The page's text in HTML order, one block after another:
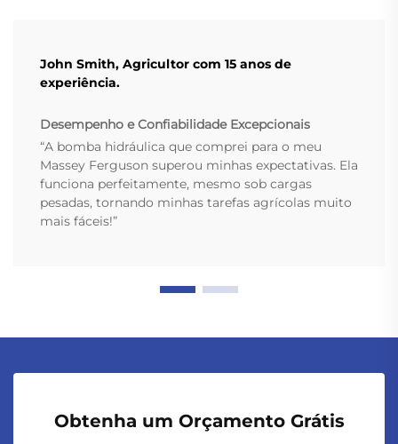
John Smith, Agricultor com 15 anos de
experiência.
Desempenho e Confiabilidade Excepcionais
“A bomba hidráulica que comprei para o meu
Massey Ferguson superou minhas expectativas. Ela
funciona perfeitamente, mesmo sob cargas
pesadas, tornando minhas tarefas agrícolas muito
mais fáceis!”
Obtenha um Orçamento Grátis